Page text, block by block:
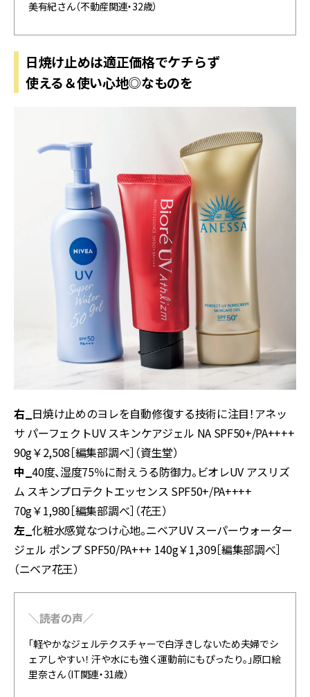
美有紀さん（不動産関連・32歳）
日焼け止めは適正価格でケチらず
使える＆使い心地◎なものを
右_ 日焼け止めのヨレを自動修復する技術に注目！アネッ
サ パーフェクトUV スキンケアジェル NA SPF50+/PA++++
90g￥2,508［編集部調べ］（資生堂）
中_40度、湿度75％に耐えうる防御力。ビオレUV アスリズ
ム スキンプロテクトエッセンス SPF50+/PA++++
70g￥1,980［編集部調べ］（花王）
左_化粧水感覚なつけ心地。ニベアUV スーパーウォーター
ジェル ポンプ SPF50/PA+++ 140g￥1,309［編集部調べ］
（ニベア花王）
＼読者の声／
「軽やかなジェルテクスチャーで白浮きしないため夫婦でシ
ェアしやすい！ 汗や水にも強く運動前にもぴったり。」原口絵
里奈さん（IT関連・31歳）